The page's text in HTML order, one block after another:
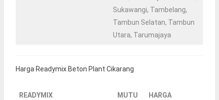
Sukawangi, Tambelang,
Tambun Selatan, Tambun
Utara, Tarumajaya
Harga Readymix Beton Plant Cikarang
READYMIX MUTU HARGA